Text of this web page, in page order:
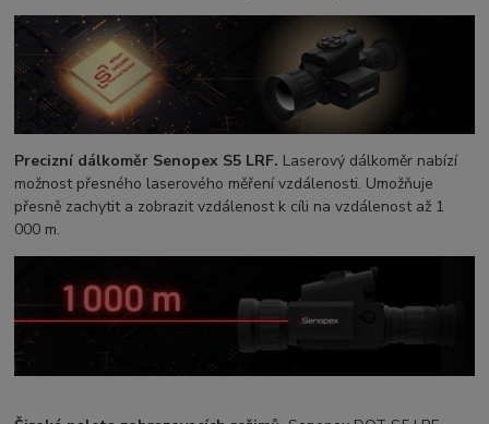
Precizní dálkoměr Senopex S5 LRF. Laserový dálkoměr nabízí
možnost přesného laserového měření vzdálenosti. Umožňuje
přesně zachytit a zobrazit vzdálenost k cíli na vzdálenost až 1
000 m.